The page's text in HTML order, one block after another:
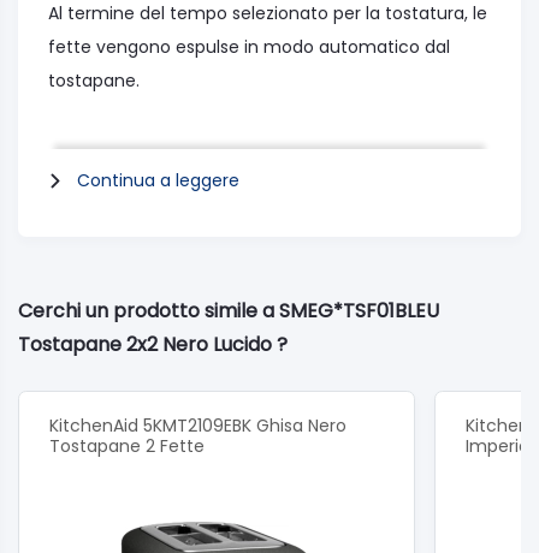
Al termine del tempo selezionato per la tostatura, le
fette vengono espulse in modo automatico dal
tostapane.
Caratteristiche:
Finitura: Lucido
Materiale corpo: Acciaio
Materiale base: Plastica
Programmi:
Funzione riscaldamento: Sì
Continua a leggere
Cerchi un prodotto simile a SMEG*TSF01BLEU
Tostapane 2x2 Nero Lucido ?
KitchenAid 5KMT2109EBK Ghisa Nero
Tostapane 2 Fette